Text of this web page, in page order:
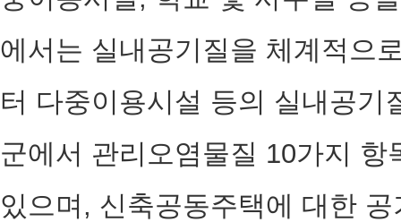
에서는 실내공기질을 체계적으
터 다중이용시설 등의 실내공기
군에서 관리오염물질 10가지
있으며, 신축공동주택에 대한